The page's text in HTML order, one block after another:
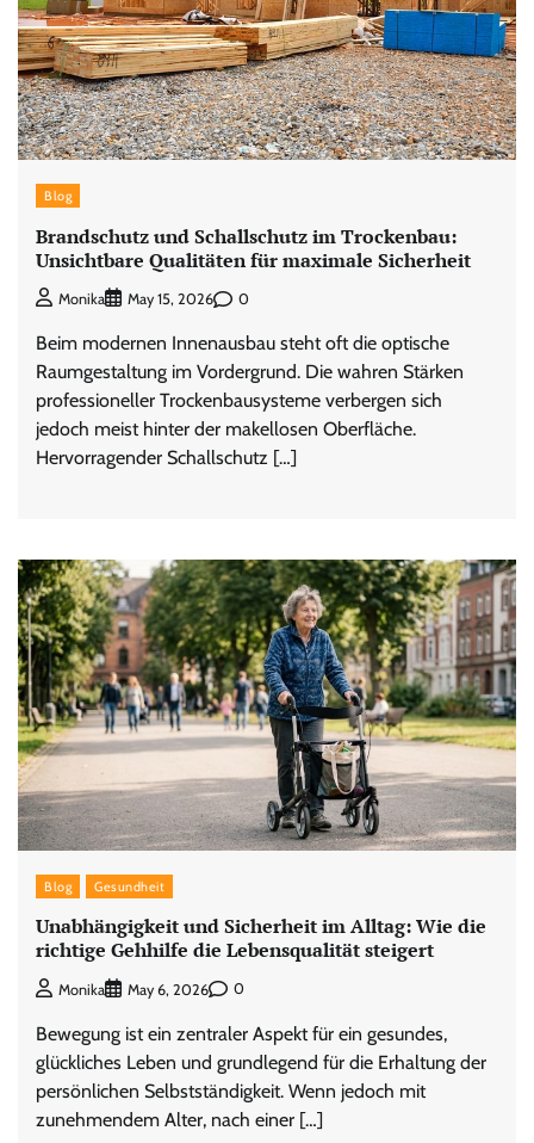
Blog
Brandschutz und Schallschutz im Trockenbau:
Unsichtbare Qualitäten für maximale Sicherheit
Monika May 15, 2026 0
Beim modernen Innenausbau steht oft die optische
Raumgestaltung im Vordergrund. Die wahren Stärken
professioneller Trockenbausysteme verbergen sich
jedoch meist hinter der makellosen Oberfläche.
Hervorragender Schallschutz […]
Blog Gesundheit
Unabhängigkeit und Sicherheit im Alltag: Wie die
richtige Gehhilfe die Lebensqualität steigert
Monika May 6, 2026 0
Bewegung ist ein zentraler Aspekt für ein gesundes,
glückliches Leben und grundlegend für die Erhaltung der
persönlichen Selbstständigkeit. Wenn jedoch mit
zunehmendem Alter, nach einer […]